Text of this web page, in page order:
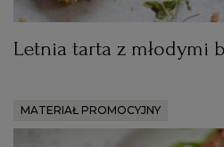
Letnia tarta z młodymi
MATERIAŁ PROMOCYJNY